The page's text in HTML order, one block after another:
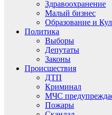
Здравоохранение
Малый бизнес
Образование и
Политика
Выборы
Депутаты
Законы
Происшествия
ДТП
Криминал
МЧС
Пожары